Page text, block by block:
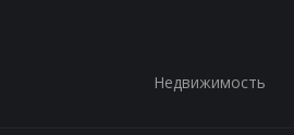
Недвижимость